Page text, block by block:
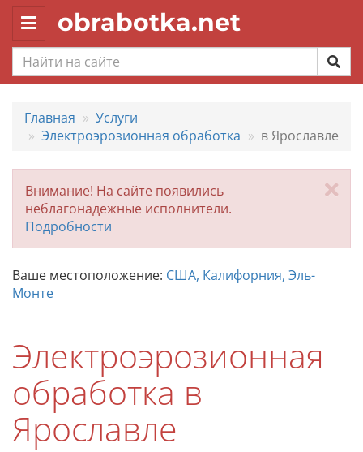
Toggle
navigation
obrabotka.net
Главная
Услуги
Электроэрозионная обработка
в Ярославле
Внимание! На сайте появились
неблагонадежные исполнители.
Подробности
Ваше местоположение: США, Калифорния, Эль-
Монте
Электроэрозионная
обработка в
Ярославле